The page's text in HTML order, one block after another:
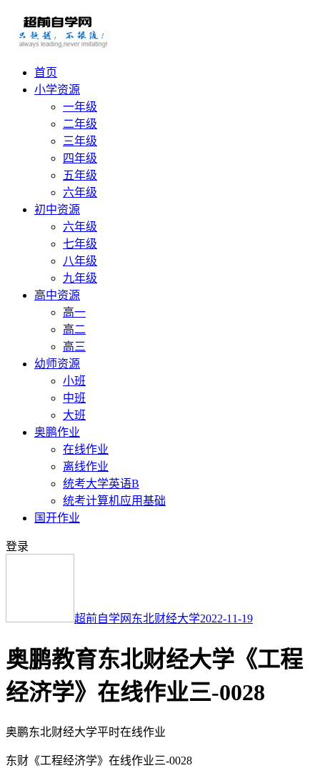
首页
小学资源
一年级
二年级
三年级
四年级
五年级
六年级
初中资源
六年级
七年级
八年级
九年级
高中资源
高一
高二
高三
幼师资源
小班
中班
大班
奥鹏作业
在线作业
离线作业
统考大学英语B
统考计算机应用基础
国开作业
登录
超前自学网 东北财经大学2022-11-19
奥鹏教育东北财经大学《工程
经济学》在线作业三-0028
奥鹏东北财经大学平时在线作业
东财《工程经济学》在线作业三-0028